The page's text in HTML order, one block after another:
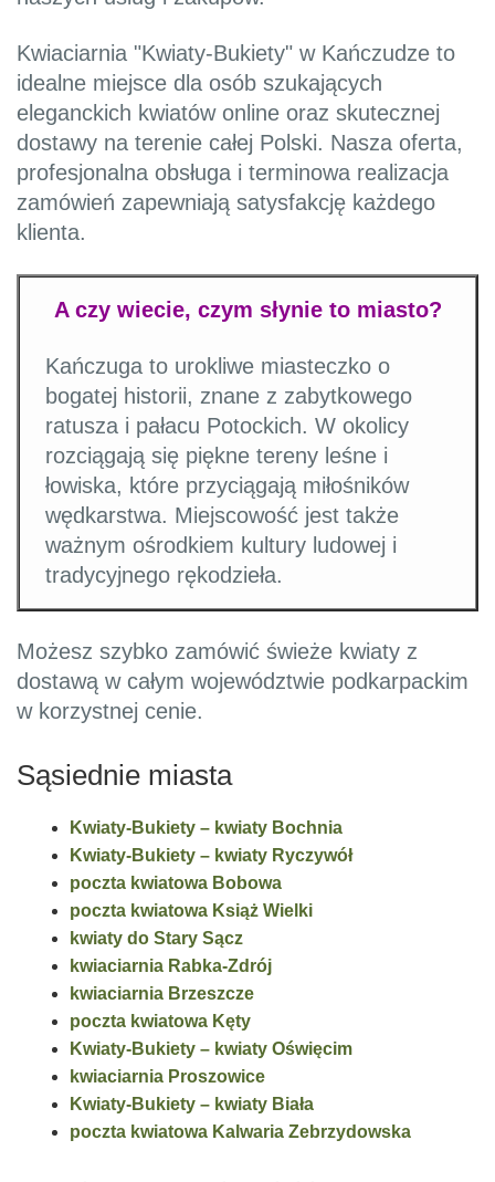
Kwiaciarnia "Kwiaty-Bukiety" w Kańczudze to
idealne miejsce dla osób szukających
eleganckich kwiatów online oraz skutecznej
dostawy na terenie całej Polski. Nasza oferta,
profesjonalna obsługa i terminowa realizacja
zamówień zapewniają satysfakcję każdego
klienta.
A czy wiecie, czym słynie to miasto?
Kańczuga to urokliwe miasteczko o
bogatej historii, znane z zabytkowego
ratusza i pałacu Potockich. W okolicy
rozciągają się piękne tereny leśne i
łowiska, które przyciągają miłośników
wędkarstwa. Miejscowość jest także
ważnym ośrodkiem kultury ludowej i
tradycyjnego rękodzieła.
Możesz szybko zamówić świeże kwiaty z
dostawą w całym województwie podkarpackim
w korzystnej cenie.
Sąsiednie miasta
Kwiaty-Bukiety – kwiaty Bochnia
Kwiaty-Bukiety – kwiaty Ryczywół
poczta kwiatowa Bobowa
poczta kwiatowa Książ Wielki
kwiaty do Stary Sącz
kwiaciarnia Rabka-Zdrój
kwiaciarnia Brzeszcze
poczta kwiatowa Kęty
Kwiaty-Bukiety – kwiaty Oświęcim
kwiaciarnia Proszowice
Kwiaty-Bukiety – kwiaty Biała
poczta kwiatowa Kalwaria Zebrzydowska